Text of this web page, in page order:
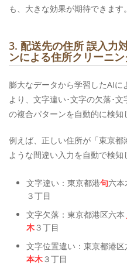
も、大きな効果が期待できます。
3. 配送先の住所 誤入力
ンによる住所クリーニ
膨大なデータから学習したAI
より、文字違い･文字の欠落･
の複合パターンを自動的に検知
例えば、正しい住所が「東京
ような間違い入力を自動で検知
文字違い：東京都港句六
３丁目
文字欠落：東京都港区六本
木３丁目
文字位置違い：東京都港区
本木３丁目